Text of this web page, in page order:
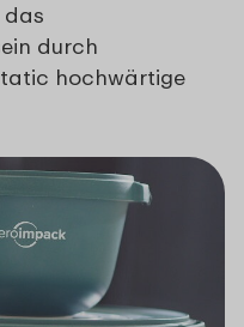
das
durch
hochwärtige